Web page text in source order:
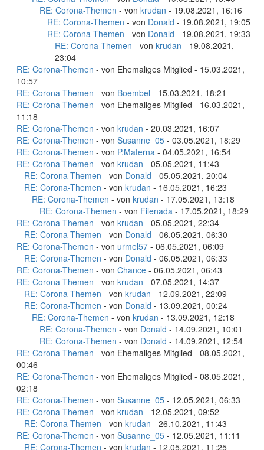
RE: Corona-Themen - von krudan - 19.08.2021, 16:16
RE: Corona-Themen - von Donald - 19.08.2021, 19:05
RE: Corona-Themen - von Donald - 19.08.2021, 19:33
RE: Corona-Themen - von krudan - 19.08.2021,
23:04
RE: Corona-Themen - von Ehemaliges Mitglied - 15.03.2021,
10:57
RE: Corona-Themen - von Boembel - 15.03.2021, 18:21
RE: Corona-Themen - von Ehemaliges Mitglied - 16.03.2021,
11:18
RE: Corona-Themen - von krudan - 20.03.2021, 16:07
RE: Corona-Themen - von Susanne_05 - 03.05.2021, 18:29
RE: Corona-Themen - von P.Materna - 04.05.2021, 16:54
RE: Corona-Themen - von krudan - 05.05.2021, 11:43
RE: Corona-Themen - von Donald - 05.05.2021, 20:04
RE: Corona-Themen - von krudan - 16.05.2021, 16:23
RE: Corona-Themen - von krudan - 17.05.2021, 13:18
RE: Corona-Themen - von Filenada - 17.05.2021, 18:29
RE: Corona-Themen - von krudan - 05.05.2021, 22:34
RE: Corona-Themen - von Donald - 06.05.2021, 06:30
RE: Corona-Themen - von urmel57 - 06.05.2021, 06:09
RE: Corona-Themen - von Donald - 06.05.2021, 06:33
RE: Corona-Themen - von Chance - 06.05.2021, 06:43
RE: Corona-Themen - von krudan - 07.05.2021, 14:37
RE: Corona-Themen - von krudan - 12.09.2021, 22:09
RE: Corona-Themen - von Donald - 13.09.2021, 00:24
RE: Corona-Themen - von krudan - 13.09.2021, 12:18
RE: Corona-Themen - von Donald - 14.09.2021, 10:01
RE: Corona-Themen - von Donald - 14.09.2021, 12:54
RE: Corona-Themen - von Ehemaliges Mitglied - 08.05.2021,
00:46
RE: Corona-Themen - von Ehemaliges Mitglied - 08.05.2021,
02:18
RE: Corona-Themen - von Susanne_05 - 12.05.2021, 06:33
RE: Corona-Themen - von krudan - 12.05.2021, 09:52
RE: Corona-Themen - von krudan - 26.10.2021, 11:43
RE: Corona-Themen - von Susanne_05 - 12.05.2021, 11:11
RE: Corona-Themen - von krudan - 12.05.2021, 11:25